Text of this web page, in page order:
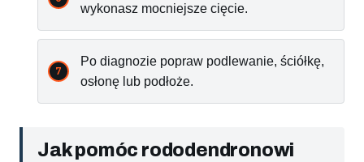
wykonasz mocniejsze cięcie.
Po diagnozie popraw podlewanie, ściółkę,
osłonę lub podłoże.
Jak pomóc rododendronowi